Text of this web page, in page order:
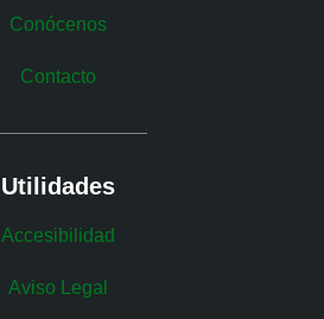
Conócenos
Contacto
Utilidades
Accesibilidad
Aviso Legal